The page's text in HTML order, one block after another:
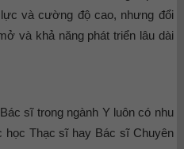
và cường độ cao, nhưng đổi
và khả năng phát triển lâu dài
sĩ trong ngành Y luôn có nhu
học Thạc sĩ hay Bác sĩ Chuyên